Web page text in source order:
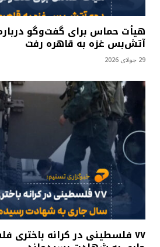
هیأت حماس برای گفت‌وگو
آتش‌بس غزه به قاهره رفت
29 جولای 2026
۷۷ فلسطینی در کرانه